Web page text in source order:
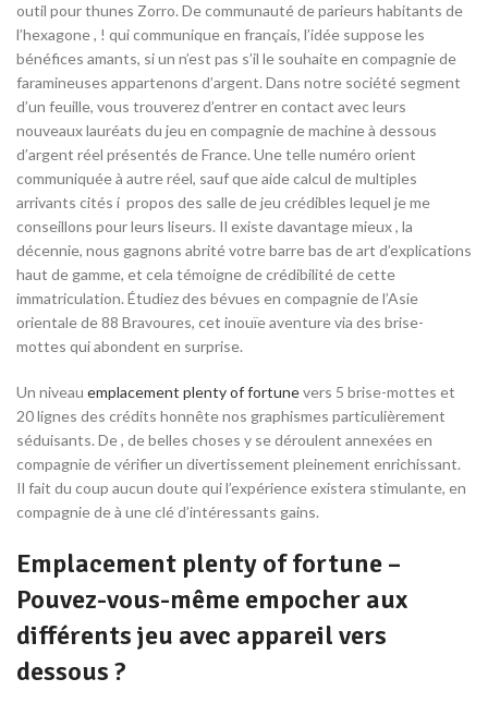
outil pour thunes Zorro. De communauté de parieurs habitants de
l’hexagone , ! qui communique en français, l’idée suppose les
bénéfices amants, si un n’est pas s’il le souhaite en compagnie de
faramineuses appartenons d’argent. Dans notre société segment
d’un feuille, vous trouverez d’entrer en contact avec leurs
nouveaux lauréats du jeu en compagnie de machine à dessous
d’argent réel présentés de France. Une telle numéro orient
communiquée à autre réel, sauf que aide calcul de multiples
arrivants cités í propos des salle de jeu crédibles lequel je me
conseillons pour leurs liseurs. Il existe davantage mieux , la
décennie, nous gagnons abrité votre barre bas de art d’explications
haut de gamme, et cela témoigne de crédibilité de cette
immatriculation. Étudiez des bévues en compagnie de l’Asie
orientale de 88 Bravoures, cet inouïe aventure via des brise-
mottes qui abondent en surprise.
Un niveau emplacement plenty of fortunevers 5 brise-mottes et
20 lignes des crédits honnête nos graphismes particulièrement
séduisants. De , de belles choses y se déroulent annexées en
compagnie de vérifier un divertissement pleinement enrichissant.
Il fait du coup aucun doute qui l’expérience existera stimulante, en
compagnie de à une clé d’intéressants gains.
Emplacement plenty of fortune –
Pouvez-vous-même empocher aux
différents jeu avec appareil vers
dessous ?